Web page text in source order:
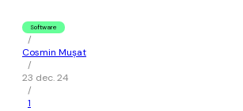
Software
/
Cosmin Mușat
/
23 dec. 24
/
1